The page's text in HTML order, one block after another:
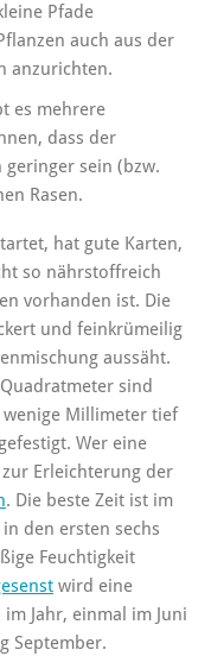
Pfade
auch aus der
anzurichten.
es mehrere
dass der
sein (bzw.
Rasen.
hat gute Karten,
so nährstoffreich
vorhanden ist. Die
und feinkrümeilig
aussäht.
sind
wenige Millimeter tief
Wer eine
Erleichterung der
. Die beste Zeit ist im
den ersten sechs
Feuchtigkeit
wird eine
Jahr, einmal im Juni
September.